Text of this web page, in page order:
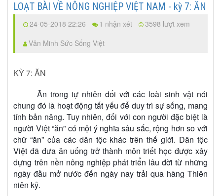
LOẠT BÀI VỀ NÔNG NGHIỆP VIỆT NAM - kỳ 7: ĂN
24-05-2018 22:26 1 nhận xét
3598 lượt xem
Văn Minh Sức Sống Việt
KỲ 7: ĂN
Ăn trong tự nhiên đối với các loài sinh vật nói
chung đó là hoạt động tất yếu để duy trì sự sống, mang
tính bản năng. Tuy nhiên, đối với con người đặc biệt là
người Việt “ăn” có một ý nghĩa sâu sắc, rộng hơn so với
chữ “ăn” của các dân tộc khác trên thế giới. Dân tộc
Việt đã đưa ăn uống trở thành môn triết học được xây
dựng trên nền nông nghiệp phát triển lâu đời từ những
ngày đầu mở nước đến ngày nay trải qua hàng Thiên
niên kỷ.